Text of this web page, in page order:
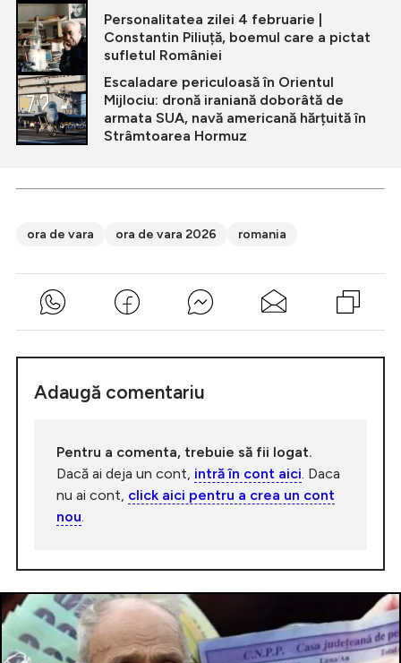
Personalitatea zilei 4 februarie |
Constantin Piliuță, boemul care a pictat
sufletul României
Escaladare periculoasă în Orientul
Mijlociu: dronă iraniană doborâtă de
armata SUA, navă americană hărțuită în
Strâmtoarea Hormuz
ora de vara ora de vara 2026 romania
Adaugă comentariu
Pentru a comenta, trebuie să fii logat.
Dacă ai deja un cont, intră în cont aici . Daca
nu ai cont, click aici pentru a crea un cont
nou